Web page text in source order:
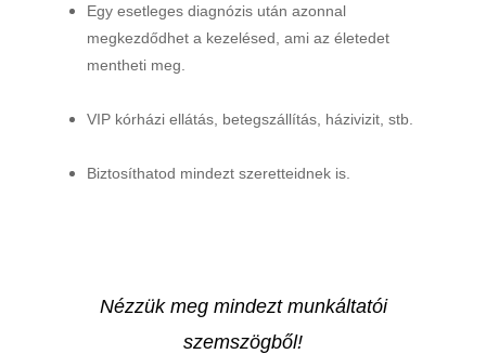
Egy esetleges diagnózis után azonnal
megkezdődhet a kezelésed, ami az életedet
mentheti meg.
VIP kórházi ellátás, betegszállítás, házivizit, stb.
Biztosíthatod mindezt szeretteidnek is.
Nézzük meg mindezt munkáltatói
szemszögből!